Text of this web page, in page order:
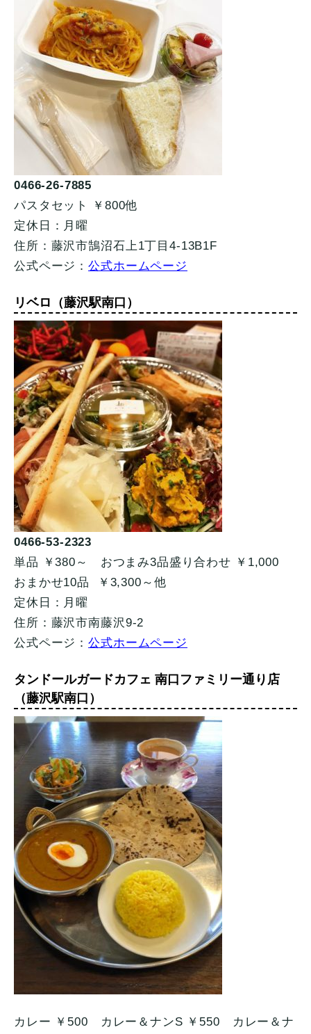
0466-26-7885
パスタセット ￥800他
定休日：月曜
住所：藤沢市鵠沼石上1丁目4-13B1F
公式ページ：公式ホームページ
リベロ（藤沢駅南口）
0466-53-2323
単品 ￥380～ おつまみ3品盛り合わせ ￥1,000
おまかせ10品 ￥3,300～他
定休日：月曜
住所：藤沢市南藤沢9-2
公式ページ：公式ホームページ
タンドールガードカフェ 南口ファミリー通り店
（藤沢駅南口）
カレー ￥500 カレー＆ナンS ￥550 カレー＆ナ